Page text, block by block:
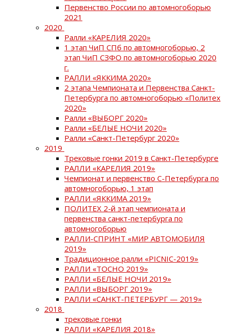
Первенство России по автомногоборью
2021
2020
Ралли «КАРЕЛИЯ 2020»
1 этап ЧиП СПб по автомногоборью, 2
этап ЧиП СЗФО по автомногоборью 2020
г.
РАЛЛИ «ЯККИМА 2020»
2 этапа Чемпионата и Первенства Санкт-
Петербурга по автомногоборью «Политех
2020»
Ралли «ВЫБОРГ 2020»
Ралли «БЕЛЫЕ НОЧИ 2020»
Ралли «Санкт-Петербург 2020»
2019
Трековые гонки 2019 в Санкт-Петербурге
РАЛЛИ «КАРЕЛИЯ 2019»
Чемпионат и первенство С-Петербурга по
автомногоборью, 1 этап
РАЛЛИ «ЯККИМА 2019»
ПОЛИТЕХ 2-й этап чемпионата и
первенства санкт-петербурга по
автомногоборью
РАЛЛИ-СПРИНТ «МИР АВТОМОБИЛЯ
2019»
Традиционное ралли «PICNIC-2019»
РАЛЛИ «ТОСНО 2019»
РАЛЛИ «БЕЛЫЕ НОЧИ 2019»
РАЛЛИ «ВЫБОРГ 2019»
РАЛЛИ «САНКТ-ПЕТЕРБУРГ — 2019»
2018
трековые гонки
РАЛЛИ «КАРЕЛИЯ 2018»